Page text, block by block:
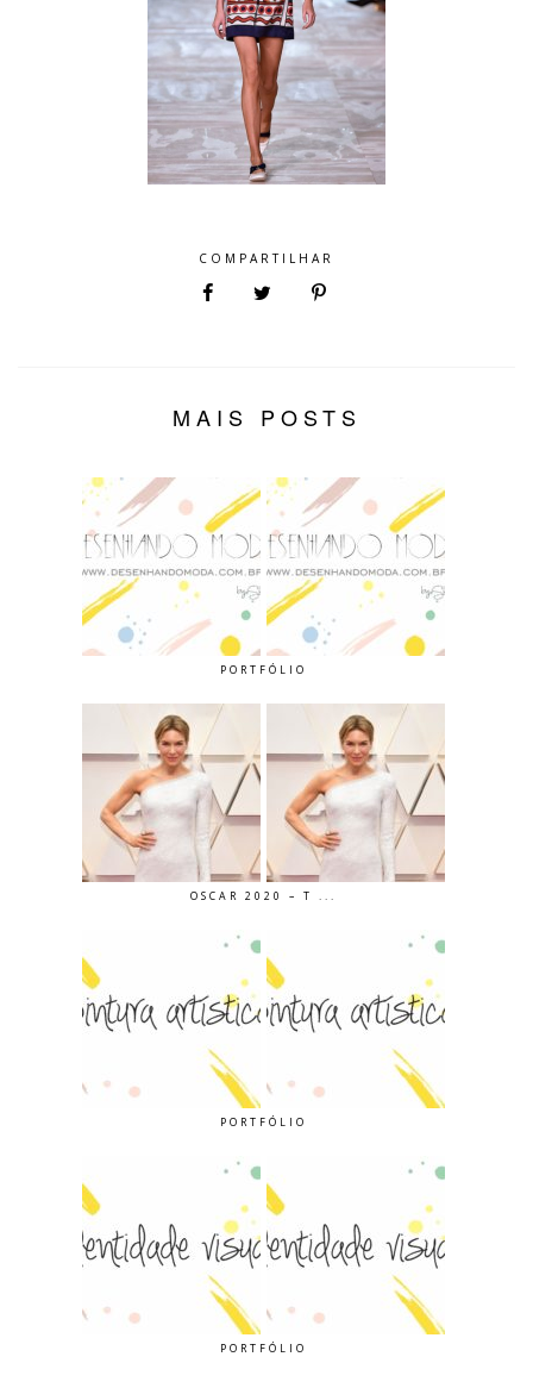
COMPARTILHAR
MAIS POSTS
PORTFÓLIO
OSCAR 2020 – T ...
PORTFÓLIO
PORTFÓLIO